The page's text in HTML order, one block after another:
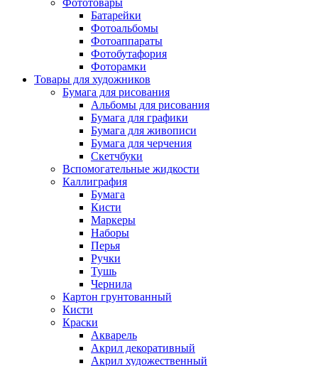
Фототовары
Батарейки
Фотоальбомы
Фотоаппараты
Фотобутафория
Фоторамки
Товары для художников
Бумага для рисования
Альбомы для рисования
Бумага для графики
Бумага для живописи
Бумага для черчения
Скетчбуки
Вспомогательные жидкости
Каллиграфия
Бумага
Кисти
Маркеры
Наборы
Перья
Ручки
Тушь
Чернила
Картон грунтованный
Кисти
Краски
Акварель
Акрил декоративный
Акрил художественный